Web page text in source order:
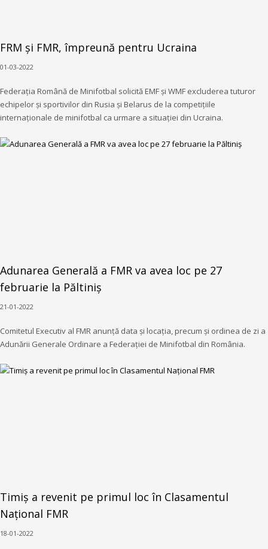
FRM și FMR, împreună pentru Ucraina
01-03-2022
Federația Română de Minifotbal solicită EMF și WMF excluderea tuturor
echipelor și sportivilor din Rusia și Belarus de la competițiile
internaționale de minifotbal ca urmare a situației din Ucraina.
Adunarea Generală a FMR va avea loc pe 27
februarie la Păltiniș
21-01-2022
Comitetul Executiv al FMR anunță data și locația, precum și ordinea de zi a
Adunării Generale Ordinare a Federației de Minifotbal din România.
Timiș a revenit pe primul loc în Clasamentul
Național FMR
18-01-2022